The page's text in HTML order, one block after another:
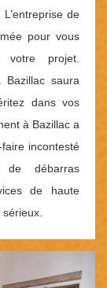
de
pour vous
votre projet.
Bazillac saura
dans vos
à Bazillac a
incontesté
de débarras
de haute